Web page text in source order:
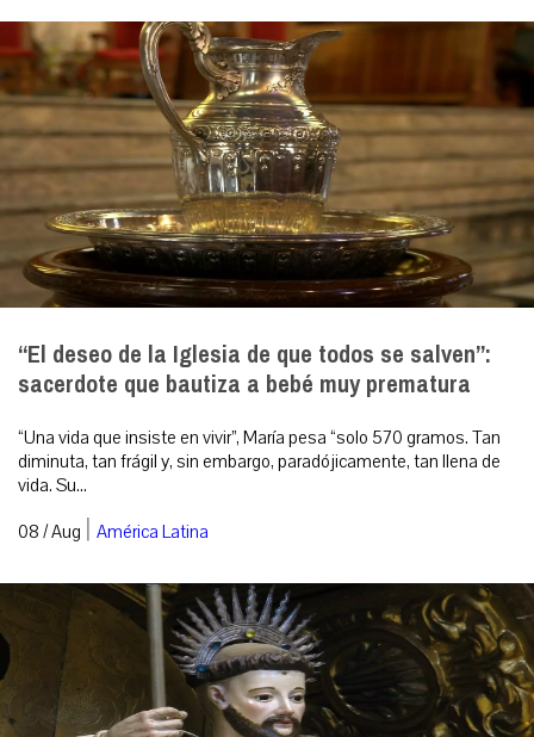
“El deseo de la Iglesia de que todos se salven”:
sacerdote que bautiza a bebé muy prematura
“Una vida que insiste en vivir”, María pesa “solo 570 gramos. Tan
diminuta, tan frágil y, sin embargo, paradójicamente, tan llena de
vida. Su...
08 / Aug | América Latina